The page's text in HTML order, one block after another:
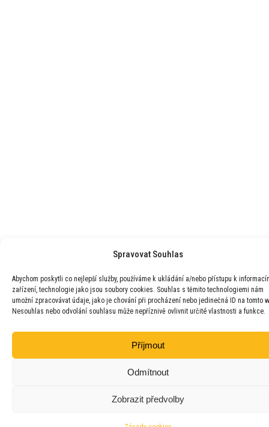
Spravovat Souhlas
Abychom poskytli co nejlepší služby, používáme k ukládání a/nebo přístupu k
zařízení, technologie jako jsou soubory cookies. Souhlas s těmito technologiemi nám
umožní zpracovávat údaje, jako je chování při procházení nebo jedinečná ID na tomto
Nesouhlas nebo odvolání souhlasu může nepříznivě ovlivnit určité vlastnosti a funkce.
Příjmout
Odmítnout
Zobrazit předvolby